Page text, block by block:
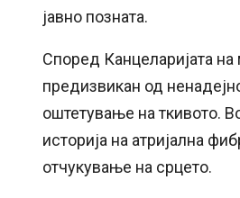
јавно позната.
Според Канцеларијата
предизвикан од
оштетување на ткивото.
историја на атријална
отчукување на срцето.